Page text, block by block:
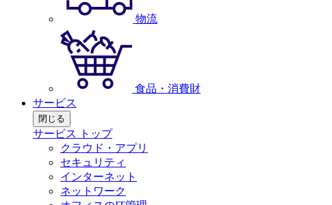
物流
食品・消費財
サービス
閉じる
サービス トップ
クラウド・アプリ
セキュリティ
インターネット
ネットワーク